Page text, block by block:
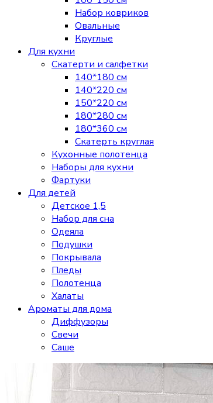
Набор ковриков
Овальные
Круглые
Для кухни
Скатерти и салфетки
140*180 см
140*220 см
150*220 см
180*280 см
180*360 см
Скатерть круглая
Кухонные полотенца
Наборы для кухни
Фартуки
Для детей
Детское 1,5
Набор для сна
Одеяла
Подушки
Покрывала
Пледы
Полотенца
Халаты
Ароматы для дома
Диффузоры
Свечи
Cаше